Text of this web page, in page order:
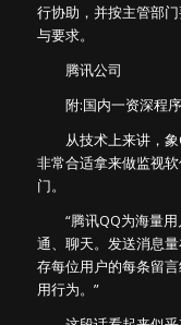
行协助，并按主管部
与要求。
腾讯公司
附:国内一资深程序
从技术上来讲，象
非常合适拿来做监视
门。
“腾讯QQ为海量用
通、聊天。发送消息
存每位用户的每条留
用行为。”